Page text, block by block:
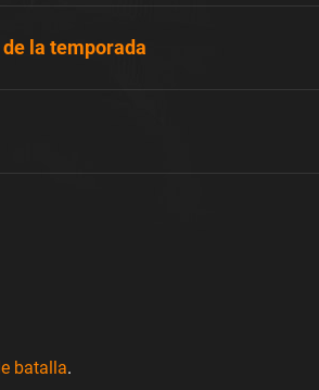
la temporada
batalla.